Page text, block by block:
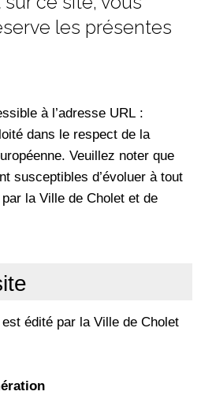
les présentes
à l’adresse URL :
dans le respect de la
Veuillez noter que
susceptibles d’évoluer à tout
la Ville de Cholet et de
édité par la Ville de Cholet